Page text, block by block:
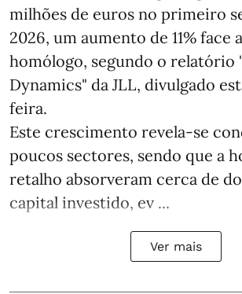
milhões de euros no primeiro
2026, um aumento de 11% face
homólogo, segundo o relatório
Dynamics" da JLL, divulgado
feira.
Este crescimento revela-se
poucos sectores, sendo que a
retalho absorveram cerca de
capital investido, ev ...
Ver mais